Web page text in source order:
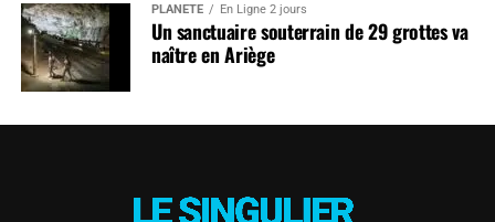
PLANÈTE En Ligne 2 jours
Un sanctuaire souterrain de 29 grottes va
naître en Ariège